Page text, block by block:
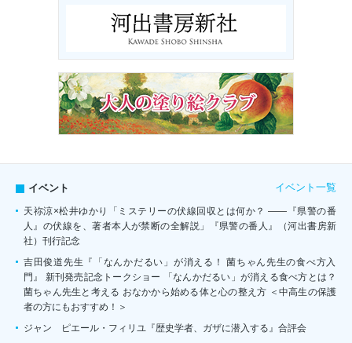
イベント イベント一覧
天祢涼×松井ゆかり「ミステリーの伏線回収とは何か？ ――『県警の番
人』の伏線を、著者本人が禁断の全解説」『県警の番人』（河出書房新
社）刊行記念
吉田俊道先生『「なんかだるい」が消える！ 菌ちゃん先生の食べ方入
門』 新刊発売記念トークショー 「なんかだるい」が消える食べ方とは？
菌ちゃん先生と考える おなかから始める体と心の整え方 ＜中高生の保護
者の方にもおすすめ！＞
ジャン゠ピエール・フィリユ『歴史学者、ガザに潜入する』合評会